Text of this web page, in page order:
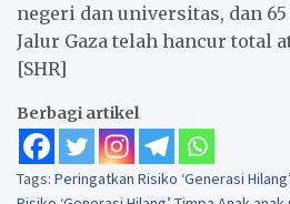
negeri dan universitas, dan 65
Jalur Gaza telah hancur total
[SHR]
Berbagi artikel
Tags: Peringatkan Risiko ‘Generasi Hilang’